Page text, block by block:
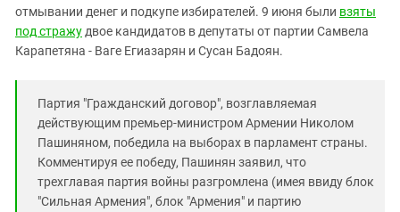
Южный Кавказ
ЮФО
отмывании денег и подкупе избирателей. 9 июня были взяты
под стражу двое кандидатов в депутаты от партии Самвела
Карапетяна - Ваге Егиазарян и Сусан Бадоян.
Партия "Гражданский договор", возглавляемая
действующим премьер-министром Армении Николом
Пашиняном, победила на выборах в парламент страны.
Комментируя ее победу, Пашинян заявил, что
трехглавая партия войны разгромлена (имея ввиду блок
"Сильная Армения", блок "Армения" и партию